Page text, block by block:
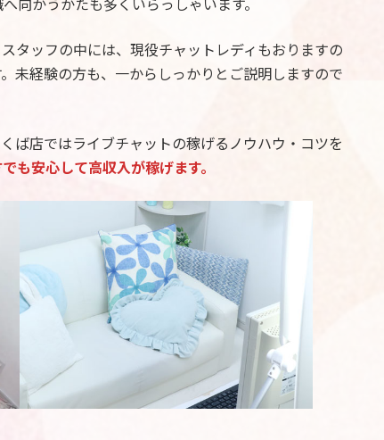
向かうかたも多くいらっしゃいます。
タッフの中には、現役チャットレディもおりますの
未経験の方も、一からしっかりとご説明しますので
ば店ではライブチャットの稼げるノウハウ・コツを
も安心して高収入が稼げます。